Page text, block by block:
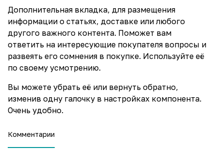
Дополнительная вкладка, для размещения
информации о статьях, доставке или любого
другого важного контента. Поможет вам
ответить на интересующие покупателя вопросы и
развеять его сомнения в покупке. Используйте её
по своему усмотрению.
Вы можете убрать её или вернуть обратно,
изменив одну галочку в настройках компонента.
Очень удобно.
Комментарии